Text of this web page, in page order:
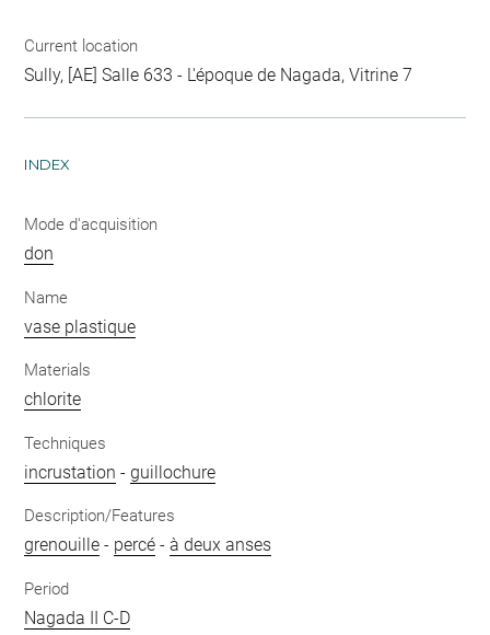
Current location
Sully, [AE] Salle 633 - L'époque de Nagada, Vitrine 7
INDEX
Mode d'acquisition
don
Name
vase plastique
Materials
chlorite
Techniques
incrustation -guillochure
Description/Features
grenouille - percé -à deux anses
Period
Nagada II C-D